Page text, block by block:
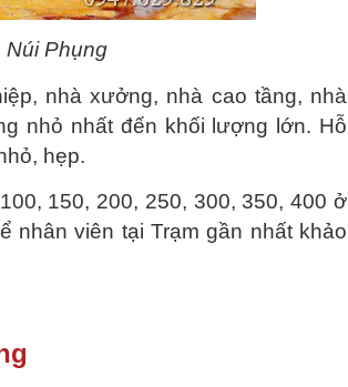
Núi Phụng
nhà xưởng, nhà cao tầng, nhà
nhỏ nhất đến khối lượng lớn. Hỗ
hẹp.
150, 200, 250, 300, 350, 400 ở
nhân viên tại Trạm gần nhất khảo